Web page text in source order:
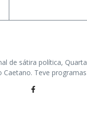
sátira política,
Teve